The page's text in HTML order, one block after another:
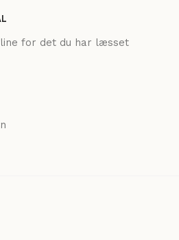
for det du har læsset